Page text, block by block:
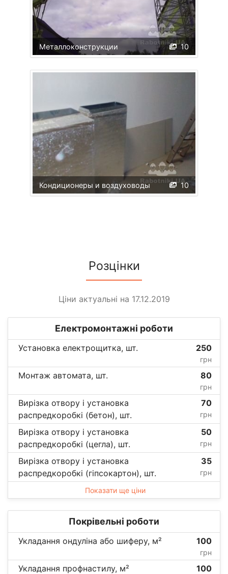
10
Металлоконструкции
10
Кондиционеры и воздуховоды
Розцінки
Ціни актуальні на 17.12.2019
Електромонтажні роботи
Установка електрощитка, шт. 250
грн
Монтаж автомата, шт. 80
грн
Вирізка отвору і установка
распредкоробкі (бетон), шт.
70
грн
Вирізка отвору і установка
распредкоробкі (цегла), шт.
50
грн
Вирізка отвору і установка
распредкоробкі (гіпсокартон), шт.
35
грн
Показати ще ціни
Покрівельні роботи
Укладання ондуліна або шиферу, м² 100
грн
Укладання профнастилу, м² 100